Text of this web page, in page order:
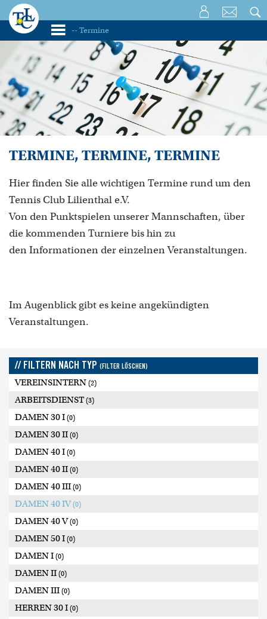
TERMINE, TERMINE, TERMINE
Hier finden Sie alle wichtigen Termine rund um den
Tennis Club Lilienthal e.V.
Von den Punktspielen unserer Mannschaften, über
die kommenden Turniere bis hin zu
den Informationen der einzelnen Veranstaltungen.
Im Augenblick gibt es keine angekündigten
Veranstaltungen.
// FILTERN NACH TYP (FILTER LÖSCHEN)
VEREINSINTERN (2)
ARBEITSDIENST(3)
DAMEN 30 I (0)
DAMEN 30 II (0)
DAMEN 40 I (0)
DAMEN 40 II (0)
DAMEN 40 III (0)
DAMEN 40 IV(0)
DAMEN 40 V(0)
DAMEN 50 I (0)
DAMEN I (0)
DAMEN II (0)
DAMEN III (0)
HERREN 30 I (0)